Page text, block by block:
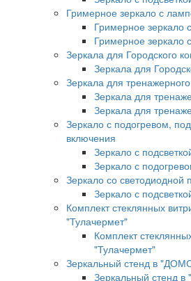
Гримерное зеркало с
Гримерное зеркало
Гримерное зеркало
Зеркала для Городского
Зеркала для
Зеркала для
Зеркала для
Зеркала для
Зеркало с подогревом,
включения
Зеркало с
Зеркало с
Зеркало со светодиодной
Зеркало с
Комплект стеклянных
"Тулачермет"
Комплект
"Тулачермет"
Зеркальный стенд в
Зеркальный стенд